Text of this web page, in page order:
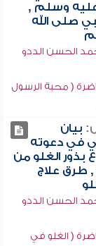
وسلم ,
صلى الله
الحسن الددو
( محبة الرسول
بيان
في دعوته
بذور الغلو من
علاج
الحسن الددو
( الغلو في